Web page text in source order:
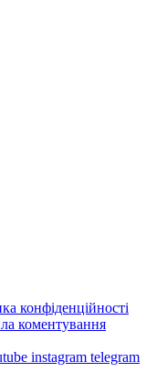
конфіденційності
коментування
instagram telegram